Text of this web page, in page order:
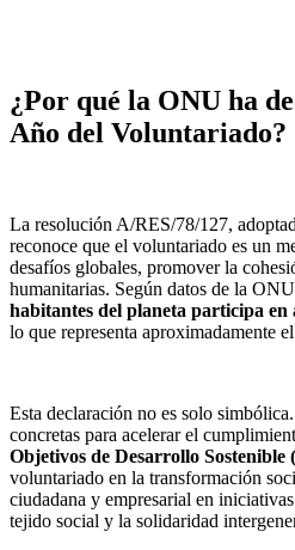
¿Por qué la ONU ha
Año del Voluntariado?
La resolución A/RES/78/127,
reconoce que el voluntariado es un
desafíos globales, promover la
humanitarias. Según datos de la
habitantes del planeta participa
lo que representa aproximadamente
Esta declaración no es solo
concretas para acelerar el
Objetivos de Desarrollo Sostenible
voluntariado en la transformación
ciudadana y empresarial en
tejido social y la solidaridad